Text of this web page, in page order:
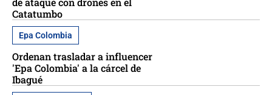
Catatumbo
Epa Colombia
Ordenan trasladar a influencer
'Epa Colombia' a la cárcel de
Ibagué